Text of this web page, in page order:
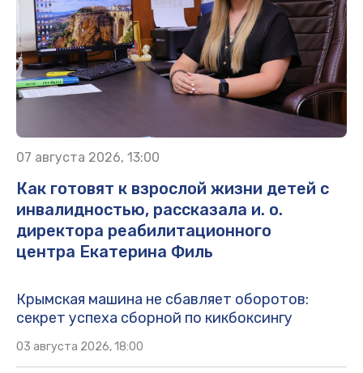
07 августа 2026, 13:00
Как готовят к взрослой жизни детей с
инвалидностью, рассказала и. о.
директора реабилитационного
центра Екатерина Филь
Крымская машина не сбавляет оборотов:
секрет успеха сборной по кикбоксингу
03 августа 2026, 18:00